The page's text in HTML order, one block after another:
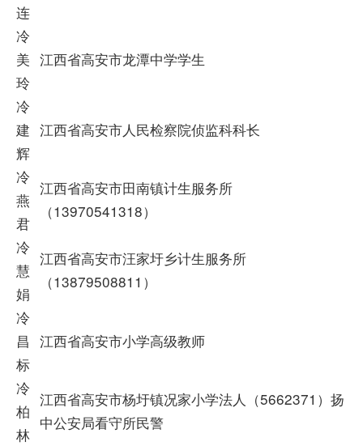
连
冷
美
玲
江西省高安市龙潭中学学生
冷
建
辉
江西省高安市人民检察院侦监科科长
冷
燕
君
江西省高安市田南镇计生服务所
（13970541318）
冷
慧
娟
江西省高安市汪家圩乡计生服务所
（13879508811）
冷
昌
标
江西省高安市小学高级教师
冷
柏
林
江西省高安市杨圩镇况家小学法人（5662371）扬
中公安局看守所民警